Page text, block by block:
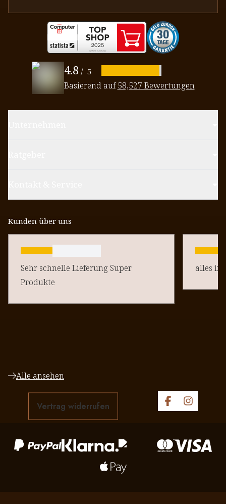
4.8 / 5
Basierend auf58,527 Bewertungen
Kunden über uns
Sehr schnelle Lieferung Super
Produkte
alles in
Alle ansehen
Vertrag widerrufen